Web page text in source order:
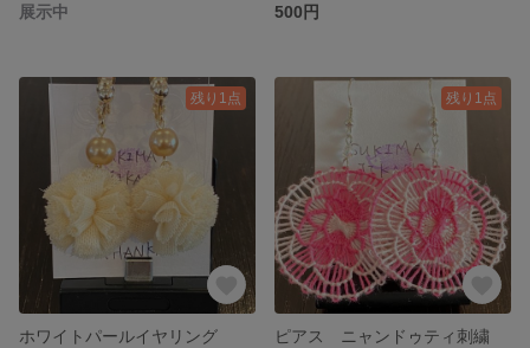
展示中
500円
残り1点
ホワイトパールイヤリング
残り1点
ピアス ニャンドゥティ刺繍